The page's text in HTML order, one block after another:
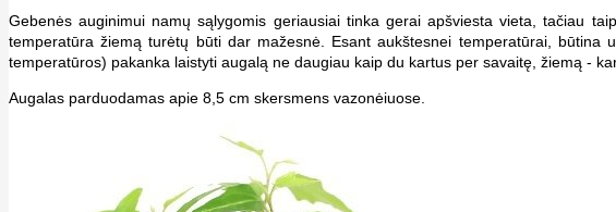
Gebenės auginimui namų sąlygomis geriausiai tinka gerai apšviesta vieta, tačiau
temperatūra žiemą turėtų būti dar mažesnė. Esant aukštesnei temperatūrai,
temperatūros) pakanka laistyti augalą ne daugiau kaip du kartus per savaitę, žiemą -
Augalas parduodamas apie 8,5 cm skersmens vazonėiuose.